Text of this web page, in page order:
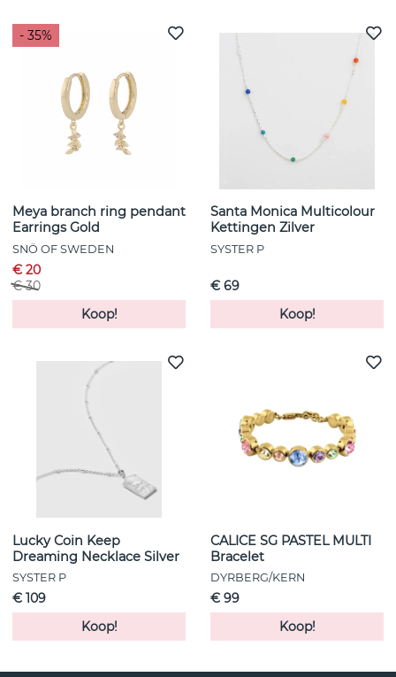
- 35%
Meya branch ring pendant
Earrings Gold
SNÖ OF SWEDEN
€ 20
€ 30
Koop!
Santa Monica Multicolour
Kettingen Zilver
SYSTER P
€ 69
Koop!
Lucky Coin Keep
Dreaming Necklace Silver
SYSTER P
€ 109
Koop!
CALICE SG PASTEL MULTI
Bracelet
DYRBERG/KERN
€ 99
Koop!